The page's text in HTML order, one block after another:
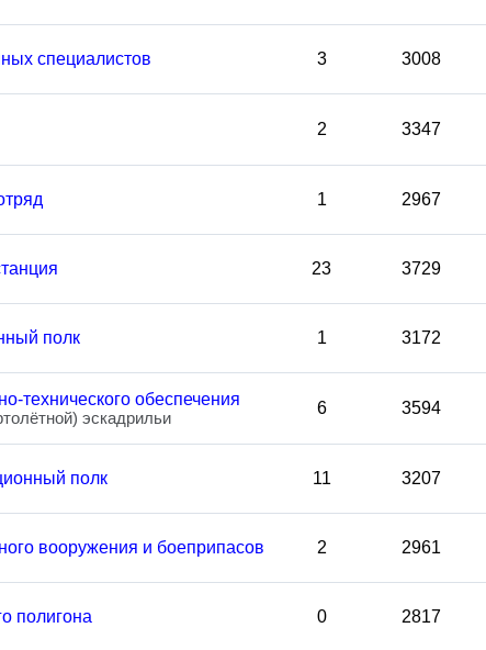
специалистов 3 3008
2 3347
1 2967
23 3729
полк 1 3172
технического обеспечения
эскадрильи
6 3594
полк 11 3207
вооружения и боеприпасов 2 2961
полигона 0 2817